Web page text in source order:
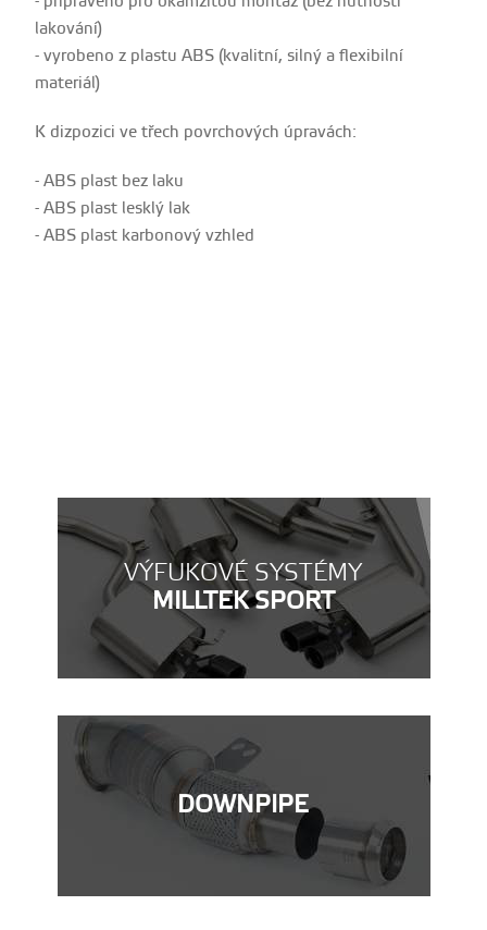
lakování)
- vyrobeno z plastu ABS (kvalitní, silný a flexibilní
materiál)
K dizpozici ve třech povrchových úpravách:
- ABS plast bez laku
- ABS plast lesklý lak
- ABS plast karbonový vzhled
VÝFUKOVÉ SYSTÉMY
MILLTEK SPORT
DOWNPIPE